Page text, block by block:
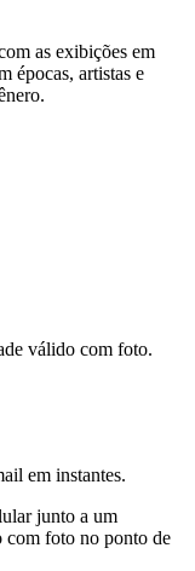
as exibições em
épocas, artistas e
válido com foto.
em instantes.
junto a um
com foto no ponto de